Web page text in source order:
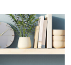
i
for lyd og